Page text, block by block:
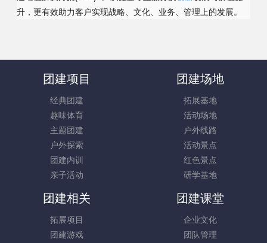
升，更有效助力客户实现战略、文化、业务、管理上的发展。
团建项目
经典团建
趣味体育
主题团建
户外探索
团建内训
亲子活动
团建场地
拓展基地
活动场地
户外线路
活动景点
红色景点
研学基地
团建相关
拓展项目
团建游戏
团建课堂
企业文化
团队管理